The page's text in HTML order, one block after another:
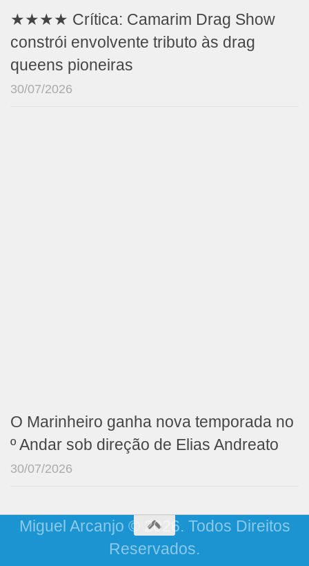
★★★★ Crítica: Camarim Drag Show
constrói envolvente tributo às drag
queens pioneiras
30/07/2026
O Marinheiro ganha nova temporada no
º Andar sob direção de Elias Andreato
30/07/2026
Miguel Arcanjo © 2026. Todos Direitos
Reservados.